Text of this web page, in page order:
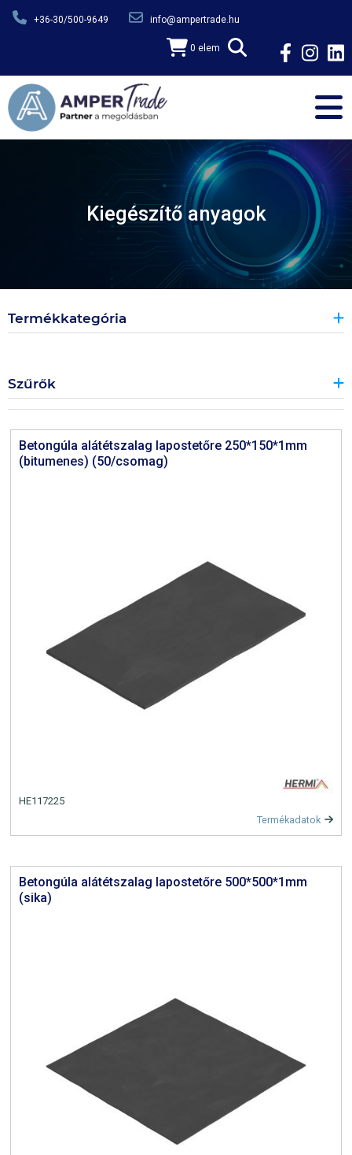
Ugrás a tartalomra
+36-30/500-9649 info@ampertrade.hu
0 elem
Kiegészítő anyagok
Termékkategória
Szűrők
Betongúla alátétszalag lapostetőre 250*150*1mm
(bitumenes) (50/csomag)
HE117225
Termékadatok
Betongúla alátétszalag lapostetőre 500*500*1mm
(sika)